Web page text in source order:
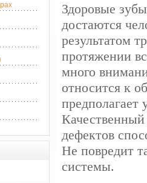
Здоровые
достаются
результатом
протяжении
много
относится к
предполагает
дефектов
Не повредит
системы.